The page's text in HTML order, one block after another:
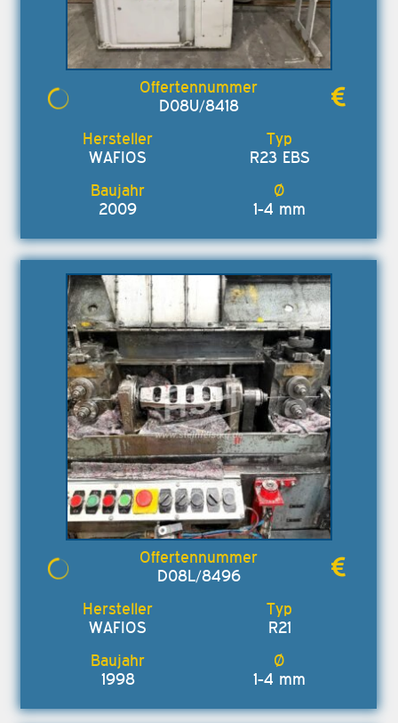
D08U/8418
WAFIOS R23 EBS
2009 1-4 mm
D08L/8496
WAFIOS R21
1998 1-4 mm